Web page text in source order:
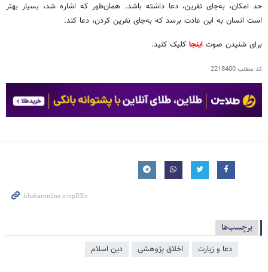
حد امکان، به‌جای نفرین، دعا داشته باشد. همان‌طور که اشاره شد، بسیار بهتر
است انسان به این عادت برسد که به‌جای نفرین کردن، دعا کند.
برای شنیدن صوت اینجا کلیک کنید.
کد مطلب2218400
برچسب‌ها
دعا و زیارت اخلاق پژوهشی دین اسلام